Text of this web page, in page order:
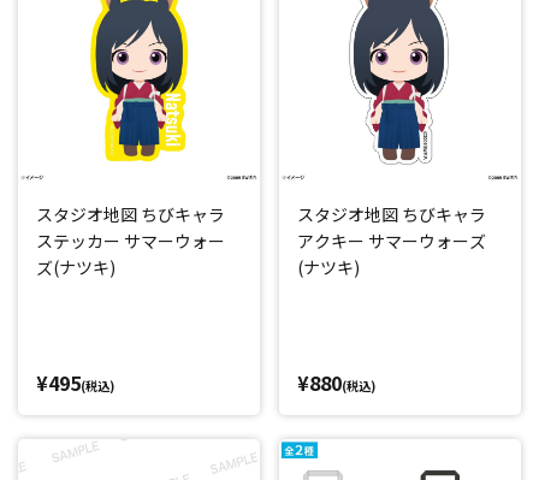
スタジオ地図 ちびキャラ
ステッカー サマーウォー
ズ(ナツキ)
¥495(税込)
スタジオ地図 ちびキャラ
アクキー サマーウォーズ
(ナツキ)
¥880(税込)